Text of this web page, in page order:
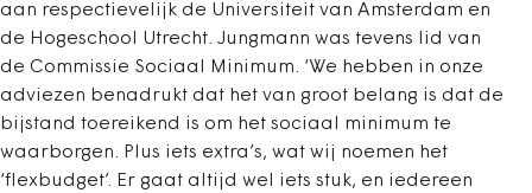
aan respectievelijk de Universiteit van Amsterdam en
de Hogeschool Utrecht. Jungmann was tevens lid van
de Commissie Sociaal Minimum. ‘We hebben in onze
adviezen benadrukt dat het van groot belang is dat de
bijstand toereikend is om het sociaal minimum te
waarborgen. Plus iets extra’s, wat wij noemen het
‘flexbudget’. Er gaat altijd wel iets stuk, en iedereen